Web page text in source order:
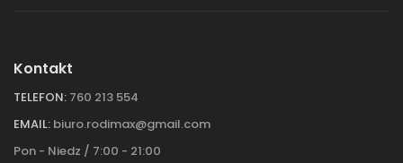
Kontakt
TELEFON: 760 213 554
EMAIL: biuro.rodimax@gmail.com
Pon - Niedz / 7:00 - 21:00